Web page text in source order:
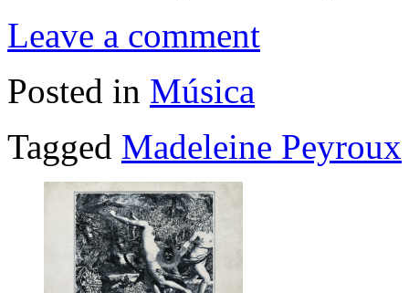
Leave a comment
Posted in Música
Tagged Madeleine Peyroux